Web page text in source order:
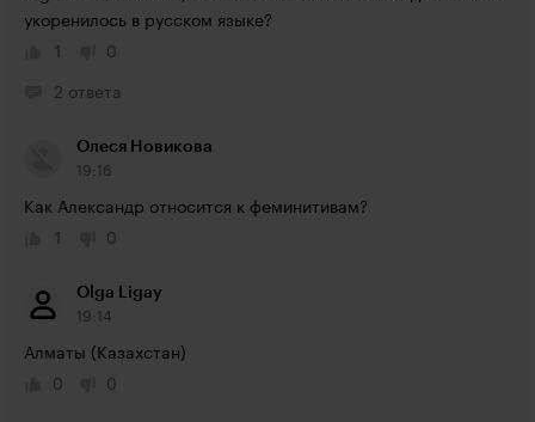
укоренилось в русском языке?
1
0
2 ответа
Олеся Новикова
19:16
Как Александр относится к феминитивам?
1
0
Olga Ligay
19:14
Алматы (Казахстан)
0
0